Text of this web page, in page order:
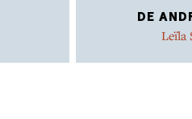
DE
Leïla